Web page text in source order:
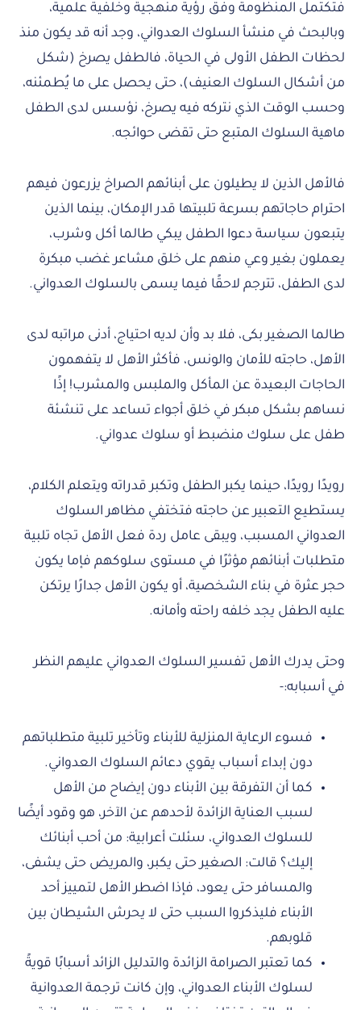
فتكتمل المنظومة وفق رؤية منهجية وخلفية علمية،
وبالبحث في منشأ السلوك العدواني، وجد أنه قد يكون منذ
لحظات الطفل الأولى في الحياة، فالطفل يصرخ (شكل
من أشكال السلوك العنيف)، حتى يحصل على ما يُطمئنه،
وحسب الوقت الذي نتركه فيه يصرخ، نؤسس لدى الطفل
ماهية السلوك المتبع حتى تقضى حوائجه.
فالأهل الذين لا يطيلون على أبنائهم الصراخ يزرعون فيهم
احترام حاجاتهم بسرعة تلبيتها قدر الإمكان، بينما الذين
يتبعون سياسة دعوا الطفل يبكي طالما أكل وشرب،
يعملون بغير وعي منهم على خلق مشاعر غضب مبكرة
لدى الطفل، تترجم لاحقًا فيما يسمى بالسلوك العدواني.
طالما الصغير بكى، فلا بد وأن لديه احتياج، أدنى مراتبه لدى
الأهل، حاجته للأمان والونس، فأكثر الأهل لا يتفهمون
الحاجات البعيدة عن المأكل والملبس والمشرب! إذًا
نساهم بشكل مبكر في خلق أجواء تساعد على تنشئة
طفل على سلوك منضبط أو سلوك عدواني.
رويدًا رويدًا، حينما يكبر الطفل وتكبر قدراته ويتعلم الكلام،
يستطيع التعبير عن حاجته فتختفي مظاهر السلوك
العدواني المسبب، ويبقى عامل ردة فعل الأهل تجاه تلبية
متطلبات أبنائهم مؤثرًا في مستوى سلوكهم فإما يكون
حجر عثرة في بناء الشخصية، أو يكون الأهل جدارًا يرتكن
عليه الطفل يجد خلفه راحته وأمانه.
وحتى يدرك الأهل تفسير السلوك العدواني عليهم النظر
في أسبابه:-
فسوء الرعاية المنزلية للأبناء وتأخير تلبية متطلباتهم
دون إبداء أسباب يقوي دعائم السلوك العدواني.
كما أن التفرقة بين الأبناء دون إيضاح من الأهل
لسبب العناية الزائدة لأحدهم عن الآخر، هو وقود أيضًا
للسلوك العدواني، سئلت أعرابية: من أحب أبنائك
إليك؟ قالت: الصغير حتى يكبر، والمريض حتى يشفى،
والمسافر حتى يعود، فإذا اضطر الأهل لتمييز أحد
الأبناء فليذكروا السبب حتى لا يحرش الشيطان بين
قلوبهم.
كما تعتبر الصرامة الزائدة والتدليل الزائد أسبابًا قويةً
لسلوك الأبناء العدواني، وإن كانت ترجمة العدوانية